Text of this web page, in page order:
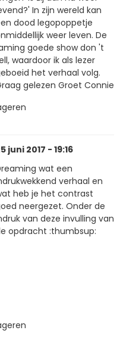
In zijn wereld kan
dood legopoppetje
weer leven. De
goede show don 't
waardoor ik als lezer
het verhaal volg.
gelezen Groet Connie
juni 2017 - 19:16
wat een
verhaal en
heb je het contrast
neergezet. Onder de
van deze invulling van
opdracht :thumbsup: